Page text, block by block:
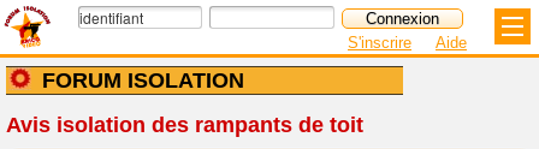
FORUM ISOLATION
S'inscrire Aide
Avis isolation des rampants de toit